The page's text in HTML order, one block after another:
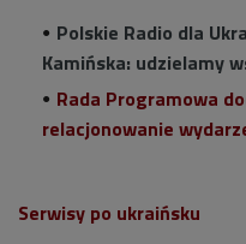
Polskie Radio dla
Kamińska: udzielamy
Rada Programowa
relacjonowanie
Serwisy po ukraińsku